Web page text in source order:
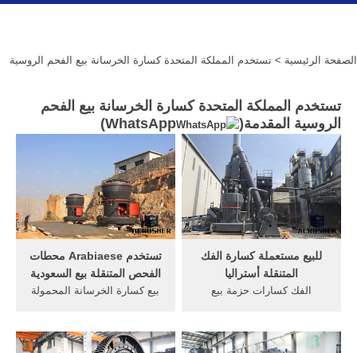
الصفحة الرئيسية > تستخدم المملكة المتحدة كسارة الخرسانة بيع الفحم الروسية
تستخدم المملكة المتحدة كسارة الخرسانة بيع الفحم
الروسية المقدمة(
WhatsApp
)
تستخدم Arabiaese محطات
الفحص المتنقلة بيع السعودية
بيع كسارة الخرسانة المحمولة
الخرسانة الأسفلت. ... الحصى
للبيع مستعملة كسارة الفك
المتنقلة أستراليا
الفك كسارات حزمة بيع
كسارات للبيع في المملكة